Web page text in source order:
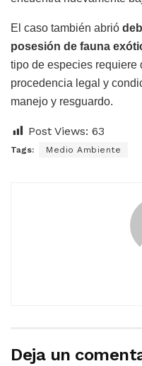
El caso también abrió
posesión de fauna
tipo de especies requiere
procedencia legal y
manejo y resguardo.
Post Views: 63
Tags: Medio Ambiente
Deja un